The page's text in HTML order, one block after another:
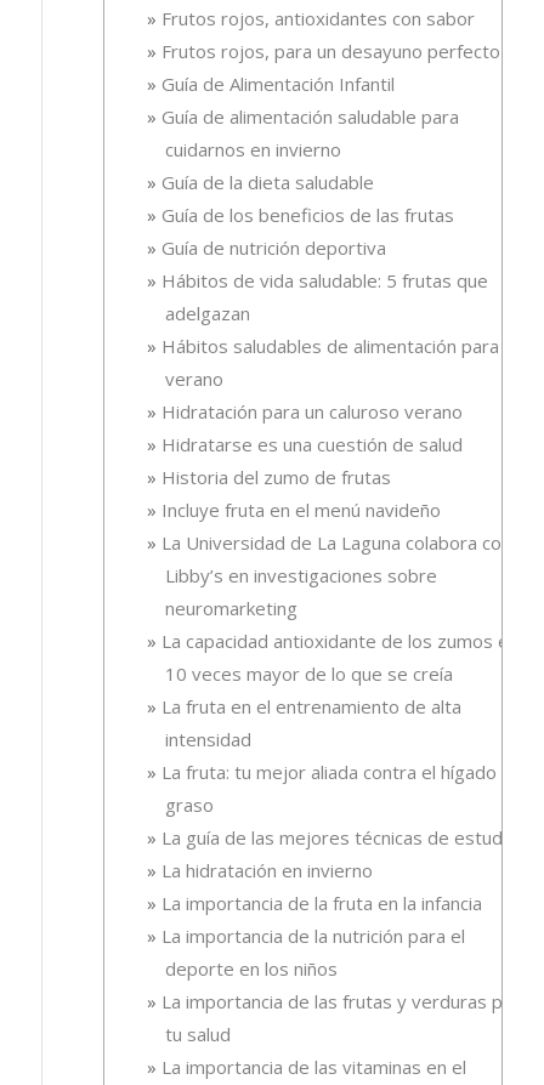
Frutos rojos, antioxidantes con sabor
Frutos rojos, para un desayuno perfecto
Guía de Alimentación Infantil
Guía de alimentación saludable para
cuidarnos en invierno
Guía de la dieta saludable
Guía de los beneficios de las frutas
Guía de nutrición deportiva
Hábitos de vida saludable: 5 frutas que
adelgazan
Hábitos saludables de alimentación para el
verano
Hidratación para un caluroso verano
Hidratarse es una cuestión de salud
Historia del zumo de frutas
Incluye fruta en el menú navideño
La Universidad de La Laguna colabora con
Libby’s en investigaciones sobre
neuromarketing
La capacidad antioxidante de los zumos es
10 veces mayor de lo que se creía
La fruta en el entrenamiento de alta
intensidad
La fruta: tu mejor aliada contra el hígado
graso
La guía de las mejores técnicas de estudio
La hidratación en invierno
La importancia de la fruta en la infancia
La importancia de la nutrición para el
deporte en los niños
La importancia de las frutas y verduras para
tu salud
La importancia de las vitaminas en el